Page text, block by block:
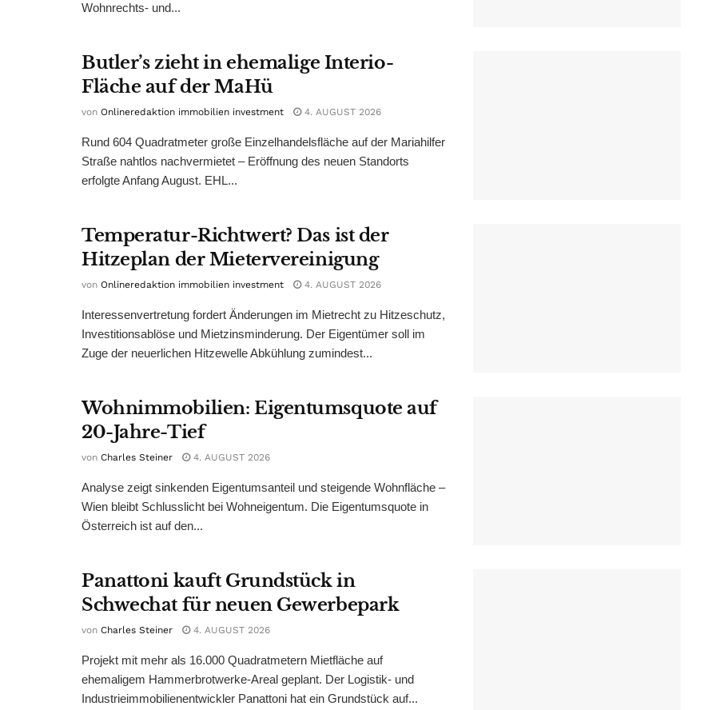
Wohnrechts- und...
Butler’s zieht in ehemalige Interio-
Fläche auf der MaHü
von Onlineredaktion immobilien investment 4. AUGUST 2026
Rund 604 Quadratmeter große Einzelhandelsfläche auf der Mariahilfer
Straße nahtlos nachvermietet – Eröffnung des neuen Standorts
erfolgte Anfang August. EHL...
Temperatur-Richtwert? Das ist der
Hitzeplan der Mietervereinigung
von Onlineredaktion immobilien investment 4. AUGUST 2026
Interessenvertretung fordert Änderungen im Mietrecht zu Hitzeschutz,
Investitionsablöse und Mietzinsminderung. Der Eigentümer soll im
Zuge der neuerlichen Hitzewelle Abkühlung zumindest...
Wohnimmobilien: Eigentumsquote auf
20-Jahre-Tief
von Charles Steiner 4. AUGUST 2026
Analyse zeigt sinkenden Eigentumsanteil und steigende Wohnfläche –
Wien bleibt Schlusslicht bei Wohneigentum. Die Eigentumsquote in
Österreich ist auf den...
Panattoni kauft Grundstück in
Schwechat für neuen Gewerbepark
von Charles Steiner 4. AUGUST 2026
Projekt mit mehr als 16.000 Quadratmetern Mietfläche auf
ehemaligem Hammerbrotwerke-Areal geplant. Der Logistik- und
Industrieimmobilienentwickler Panattoni hat ein Grundstück auf...